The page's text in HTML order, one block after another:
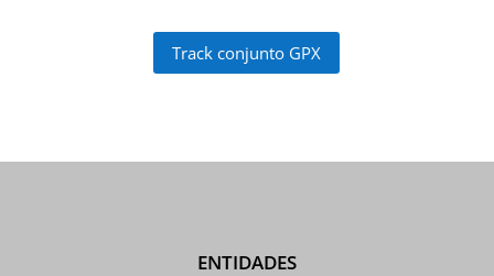
Track conjunto GPX
ENTIDADES